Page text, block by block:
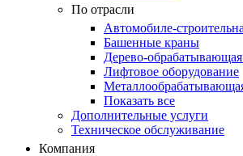
По отрасли
Автомобиле-
Башенные краны
Дерево-
Лифтовое оборудование
Показать все
Дополнительные услуги
Техническое обслуживание
Компания